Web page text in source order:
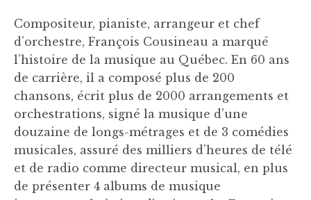
O
I
S
C
O
U
S
Compositeur, pianiste, arrangeur et chef
d’orchestre, François Cousineau a marqué
l’histoire de la musique au Québec. En 60 ans
de carrière, il a composé plus de 200
chansons, écrit plus de 2000 arrangements et
orchestrations, signé la musique d’une
douzaine de longs-métrages et de 3 comédies
musicales, assuré des milliers d’heures de télé
et de radio comme directeur musical, en plus
de présenter 4 albums de musique